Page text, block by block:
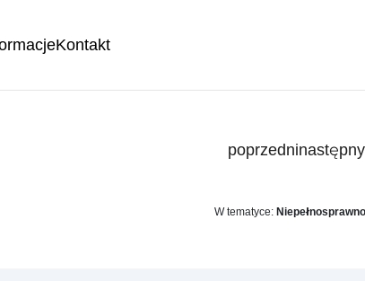
Kontakt
poprzedninastępny
W tematyce: